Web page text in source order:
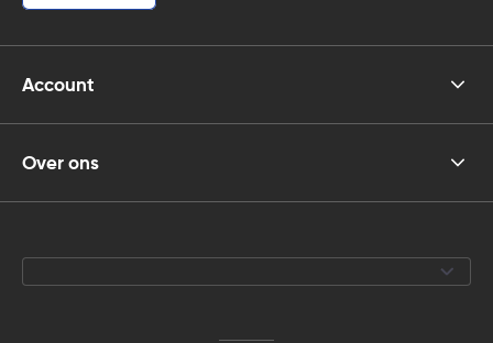
Account
Over ons